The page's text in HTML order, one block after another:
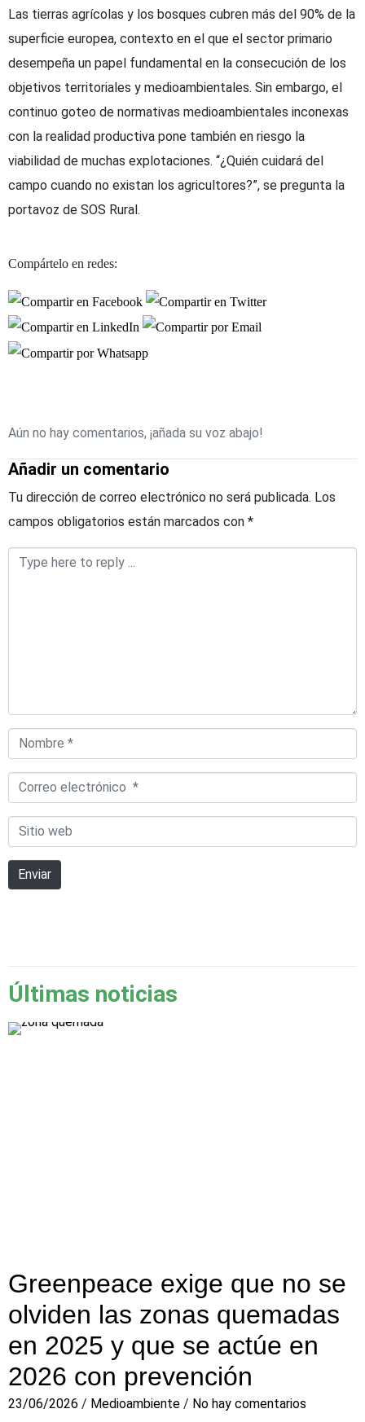
Las tierras agrícolas y los bosques cubren más del 90% de la
superficie europea, contexto en el que el sector primario
desempeña un papel fundamental en la consecución de los
objetivos territoriales y medioambientales. Sin embargo, el
continuo goteo de normativas medioambientales inconexas
con la realidad productiva pone también en riesgo la
viabilidad de muchas explotaciones. “¿Quién cuidará del
campo cuando no existan los agricultores?”, se pregunta la
portavoz de SOS Rural.
Compártelo en redes:
Aún no hay comentarios, ¡añada su voz abajo!
Añadir un comentario
Tu dirección de correo electrónico no será publicada. Los
campos obligatorios están marcados con *
Comentario
Nombre
*
Correo
electrónico
Sitio
web
Enviar
Últimas noticias
Greenpeace exige que no se
olviden las zonas quemadas
en 2025 y que se actúe en
2026 con prevención
23/06/2026 / Medioambiente / No hay comentarios